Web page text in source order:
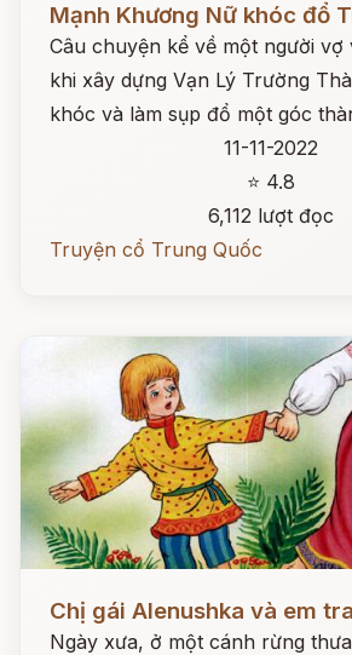
Mạnh Khương Nữ khóc đổ
Câu chuyện kể về một người vợ
khi xây dựng Vạn Lý Trường
khóc và làm sụp đổ một góc
11-11-2022
⭐ 4.8
6,112 lượt đọc
Truyện cổ Trung Quốc
Chị gái Alenushka và em
Ngày xưa, ở một cánh rừng